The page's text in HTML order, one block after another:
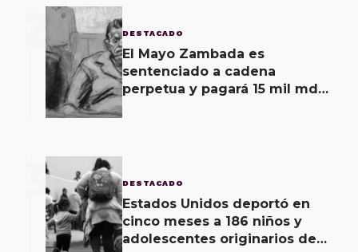
2 DESTACADO
El Mayo Zambada es
sentenciado a cadena
perpetua y pagará 15 mil mdd
3 DESTACADO
Estados Unidos deportó en
cinco meses a 186 niños y
adolescentes originarios de